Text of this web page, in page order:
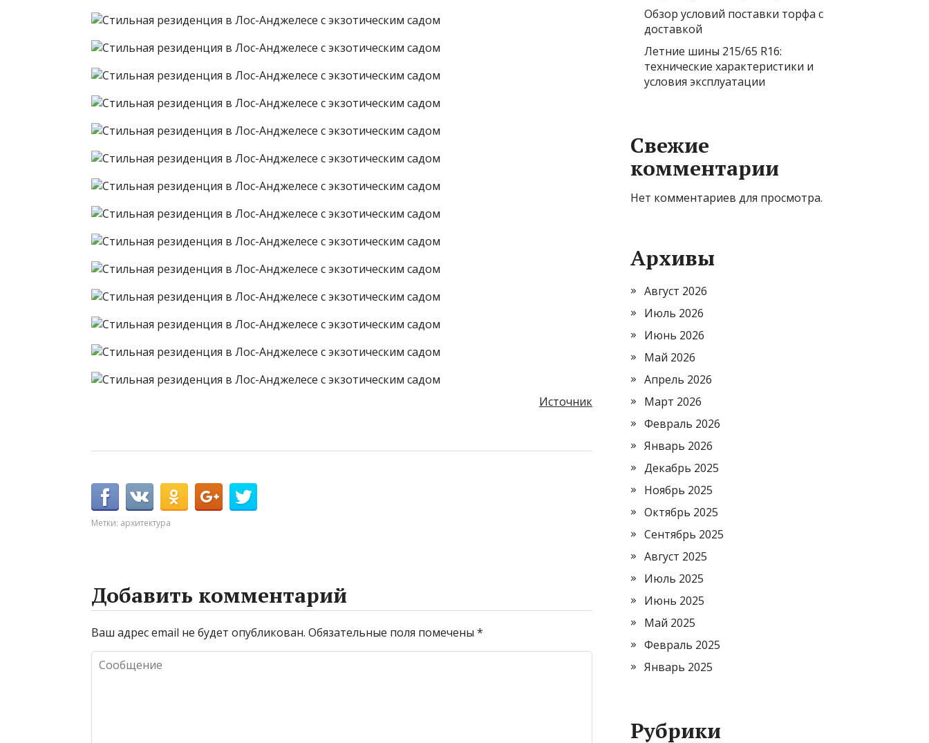
Источник
Метки: архитектура
Добавить комментарий
Ваш адрес email не будет опубликован. Обязательные поля помечены *
Обзор условий поставки торфа с
доставкой
Летние шины 215/65 R16:
технические характеристики и
условия эксплуатации
Свежие
комментарии
Нет комментариев для просмотра.
Архивы
Август 2026
Июль 2026
Июнь 2026
Май 2026
Апрель 2026
Март 2026
Февраль 2026
Январь 2026
Декабрь 2025
Ноябрь 2025
Октябрь 2025
Сентябрь 2025
Август 2025
Июль 2025
Июнь 2025
Май 2025
Февраль 2025
Январь 2025
Рубрики